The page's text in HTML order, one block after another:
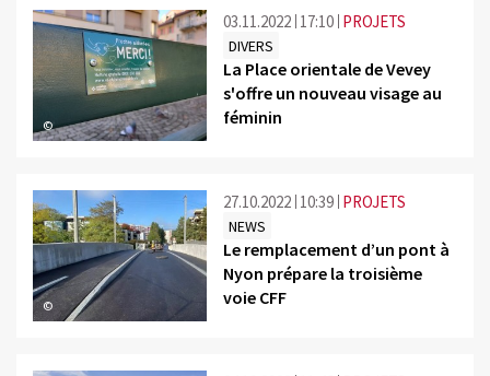
©
03.11.2022 17:10 PROJETS
DIVERS
La Place orientale de Vevey
s'offre un nouveau visage au
féminin
©
27.10.2022 10:39 PROJETS
NEWS
Le remplacement d’un pont à
Nyon prépare la troisième
voie CFF